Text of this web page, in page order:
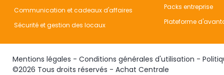
Communication et cadeaux d'affaires
Sécurité et gestion des locaux
Packs entreprise
Plateforme
Mentions légales - Conditions générales d'utilisation -
©2026 Tous droits réservés - Achat Centrale